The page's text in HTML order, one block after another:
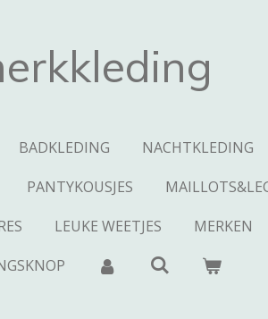
BADKLEDING NACHTKLEDING
PANTYKOUSJES
LEUKE WEETJES MERKEN